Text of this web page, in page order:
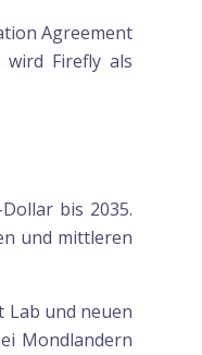
Agreement
Firefly als
bis 2035.
und mittleren
Lab und neuen
Mondlandern